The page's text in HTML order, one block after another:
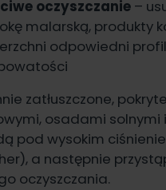
oczyszczanie –
malarską, produkty
odpowiedni profil
zatłuszczone,
osadami solnymi
pod wysokim
a następnie
oczyszczania.